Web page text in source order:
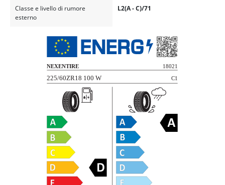
Classe e livello di rumore
esterno
L2(A - C)/71